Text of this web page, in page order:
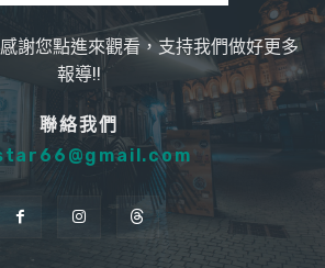
謝您點進來觀看，支持我們做好更多
報導!!
聯絡我們